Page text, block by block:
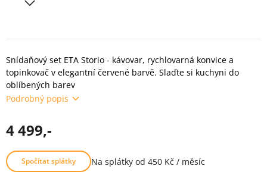
Snídaňový set ETA Storio - kávovar, rychlovarná konvice a
topinkovač v elegantní červené barvě. Slaďte si kuchyni do
oblíbených barev
Podrobný popis
4 499,-
Spočítat splátky Na splátky od 450 Kč / měsíc